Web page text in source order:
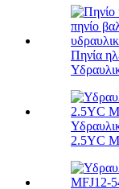
Πηνία
2.5YC